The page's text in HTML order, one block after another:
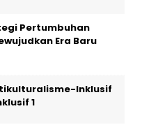
Pertumbuhan
Era Baru
Inklusif
1